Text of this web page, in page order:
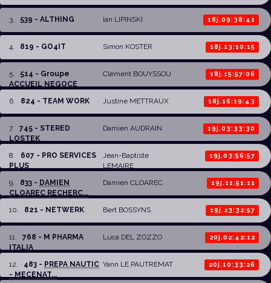
3 539 - ALTHING Ian LIPINSKI 18j.09:38:41
4 819 - GO4IT Simon KOSTER 18j.13:10:15
5
514 - Groupe
ACCUEIL NEGOCE
Clément BOUYSSOU 18j.15:57:06
6 824 - TEAM WORK Justine METTRAUX 18j.16:19:43
7. 745 - STERED
LOSTEK
Damien AUDRAIN 19j.03:33:30
8
607 - PRO SERVICES
PLUS
Jean-Baptiste
LEMAIRE
19j.03:56:57
9 833 - DAMIEN
CLOAREC RECHERC...
Damien CLOAREC 19j.11:51:11
10 821 - NETWERK Bert BOSSYNS 19j.23:32:57
11
768 - M PHARMA
ITALIA
Luca DEL ZOZZO 20j.02:42:12
12 483 - PREPA NAUTIC
- MECENAT...
Yann LE PAUTREMAT 20j.10:33:26